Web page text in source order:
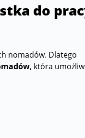
do
nomadów. Dlatego
, która